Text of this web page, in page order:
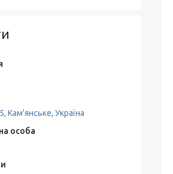
Кам'янське, Україна